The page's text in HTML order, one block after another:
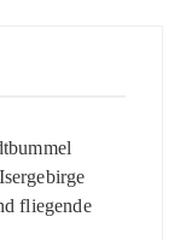
fliegende